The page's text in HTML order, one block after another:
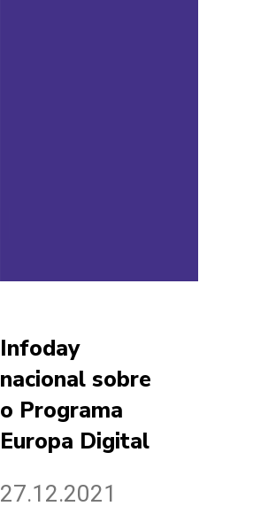
Infoday
nacional sobre
o Programa
Europa Digital
27.12.2021